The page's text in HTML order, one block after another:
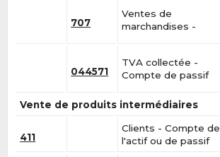
707
Ventes de
marchandises -
044571
TVA collectée -
Compte de passif
Vente de produits intermédiaires
411
Clients - Compte de
l'actif ou de passif